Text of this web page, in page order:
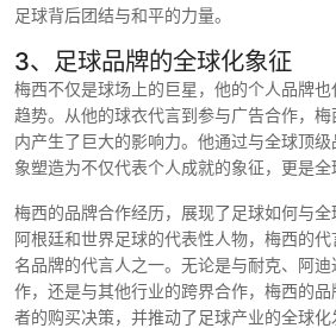
足球背后团结与和平的力量。
3、足球品牌的全球化象征
梅西不仅是球场上的巨星，他的个人品牌
趋势。从他的球衣代言到参与广告合作，
内产生了巨大的影响力。他通过与全球顶
象塑造为不仅代表个人成就的象征，更是全
梅西的品牌合作经历，展现了足球如何与
阿根廷和世界足球的代表性人物，梅西的
名品牌的代言人之一。无论是与耐克、阿
作，还是与其他行业的跨界合作，梅西的
者的购买决策，并推动了足球产业的全球化